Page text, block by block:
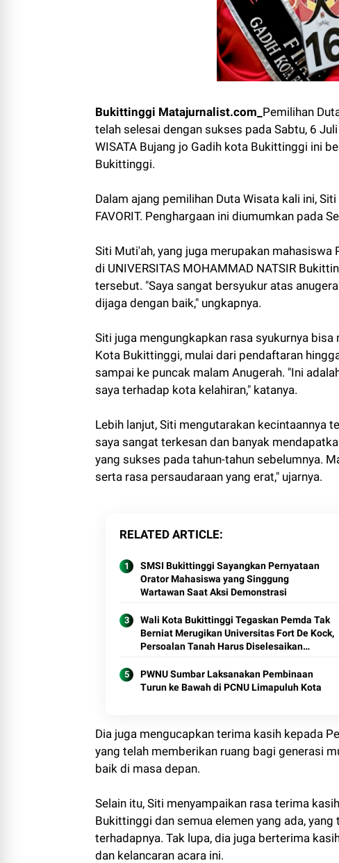
Bukittinggi Matajurnalist.com_ Pemilihan
telah selesai dengan sukses pada Sabtu, 6
WISATA Bujang jo Gadih kota Bukittinggi ini
Bukittinggi.
Dalam ajang pemilihan Duta Wisata kali ini,
FAVORIT. Penghargaan ini diumumkan pada
Siti Muti'ah, yang juga merupakan
di UNIVERSITAS MOHAMMAD NATSIR
tersebut. "Saya sangat bersyukur atas
dijaga dengan baik," ungkapnya.
Siti juga mengungkapkan rasa syukurnya bisa
Kota Bukittinggi, mulai dari pendaftaran
sampai ke puncak malam Anugerah. "Ini
saya terhadap kota kelahiran," katanya.
Lebih lanjut, Siti mengutarakan kecintaannya
saya sangat terkesan dan banyak
yang sukses pada tahun-tahun sebelumnya.
serta rasa persaudaraan yang erat," ujarnya.
RELATED ARTICLE
SMSI Bukittinggi Sayangkan Pernyataan
Orator Mahasiswa yang Singgung
Wartawan Saat Aksi Demonstrasi
Wali Kota Bukittinggi Tegaskan Pemda Tak
Berniat Merugikan Universitas Fort De Kock,
Persoalan Tanah Harus Diselesaikan
PWNU Sumbar Laksanakan Pembinaan
Turun ke Bawah di PCNU Limapuluh Kota
Dia juga mengucapkan terima kasih kepada
yang telah memberikan ruang bagi generasi
baik di masa depan.
Selain itu, Siti menyampaikan rasa terima
Bukittinggi dan semua elemen yang ada,
terhadapnya. Tak lupa, dia juga berterima
dan kelancaran acara ini.